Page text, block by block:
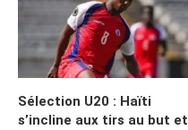
Sélection U20 : Haïti
s’incline aux tirs au but et